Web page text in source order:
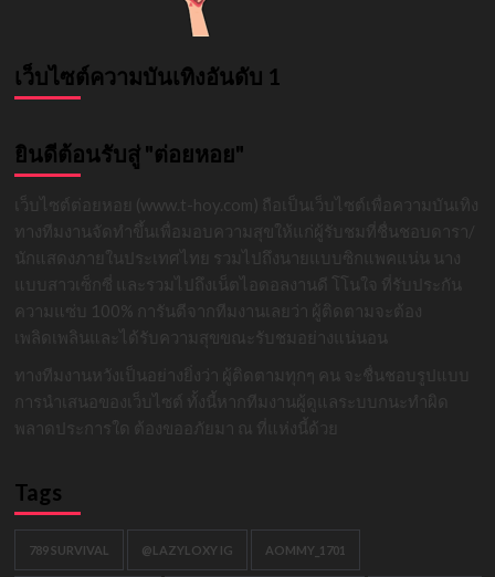
เว็บไซต์ความบันเทิงอันดับ 1
ยินดีต้อนรับสู่ "ต่อยหอย"
เว็บไซต์ต่อยหอย (www.t-hoy.com) ถือเป็นเว็บไซต์เพื่อความบันเทิง
ทางทีมงานจัดทำขึ้นเพื่อมอบความสุขให้แก่ผู้รับชมที่ชื่นชอบดารา/
นักแสดงภายในประเทศไทย รวมไปถึงนายแบบซิกแพคแน่น นาง
แบบสาวเซ็กซี่ และรวมไปถึงเน็ตไอดอลงานดี โโนใจ ที่รับประกัน
ความแซ่บ 100% การันตีจากทีมงานเลยว่า ผู้ติดตามจะต้อง
เพลิดเพลินและได้รับความสุขขณะรับชมอย่างแน่นอน
ทางทีมงานหวังเป็นอย่างยิ่งว่า ผู้ติดตามทุกๆ คน จะชื่นชอบรูปแบบ
การนำเสนอของเว็บไซต์ ทั้งนี้หากทีมงานผู้ดูแลระบบกนะทำผิด
พลาดประการใด ต้องขออภัยมา ณ ที่แห่งนี้ด้วย
Tags
789 SURVIVAL @LAZYLOXY IG AOMMY_1701